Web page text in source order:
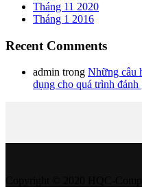
Tháng 11 2020
Tháng 1 2016
Recent Comments
admin trong Những câu
dụng cho quá trình